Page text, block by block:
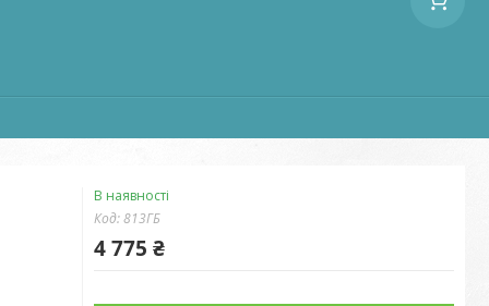
В наявності
Код:813ГБ
4 775 ₴